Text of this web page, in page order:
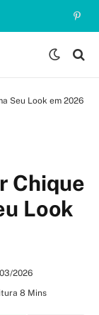
Seu Look em 2026
Chique
Look
2026
8 Mins